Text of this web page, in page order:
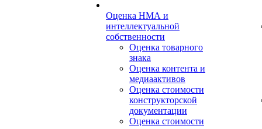
Оценка НМА и
интеллектуальной
собственности
Оценка товарного
знака
Оценка контента и
медиаактивов
Оценка стоимости
конструкторской
документации
Оценка стоимости